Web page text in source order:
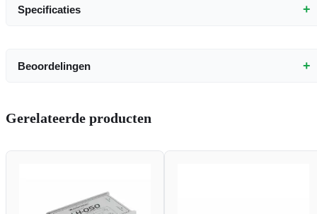
Specificaties +
Beoordelingen +
Gerelateerde producten